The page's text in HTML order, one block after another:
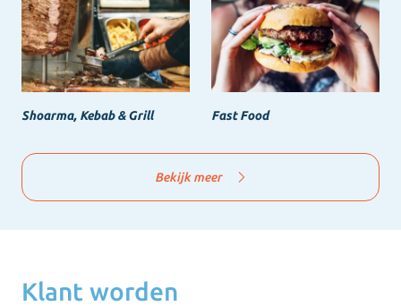
Shoarma, Kebab & Grill Fast Food
Bekijk meer
Klant worden